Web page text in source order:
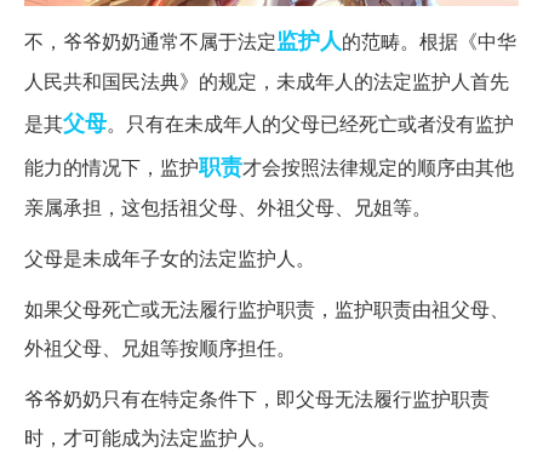
不，爷爷奶奶通常不属于法定监护人的范畴。根据《中华
人民共和国民法典》的规定，未成年人的法定监护人首先
是其父母。只有在未成年人的父母已经死亡或者没有监护
能力的情况下，监护职责才会按照法律规定的顺序由其他
亲属承担，这包括祖父母、外祖父母、兄姐等。
父母是未成年子女的法定监护人。
如果父母死亡或无法履行监护职责，监护职责由祖父母、
外祖父母、兄姐等按顺序担任。
爷爷奶奶只有在特定条件下，即父母无法履行监护职责
时，才可能成为法定监护人。